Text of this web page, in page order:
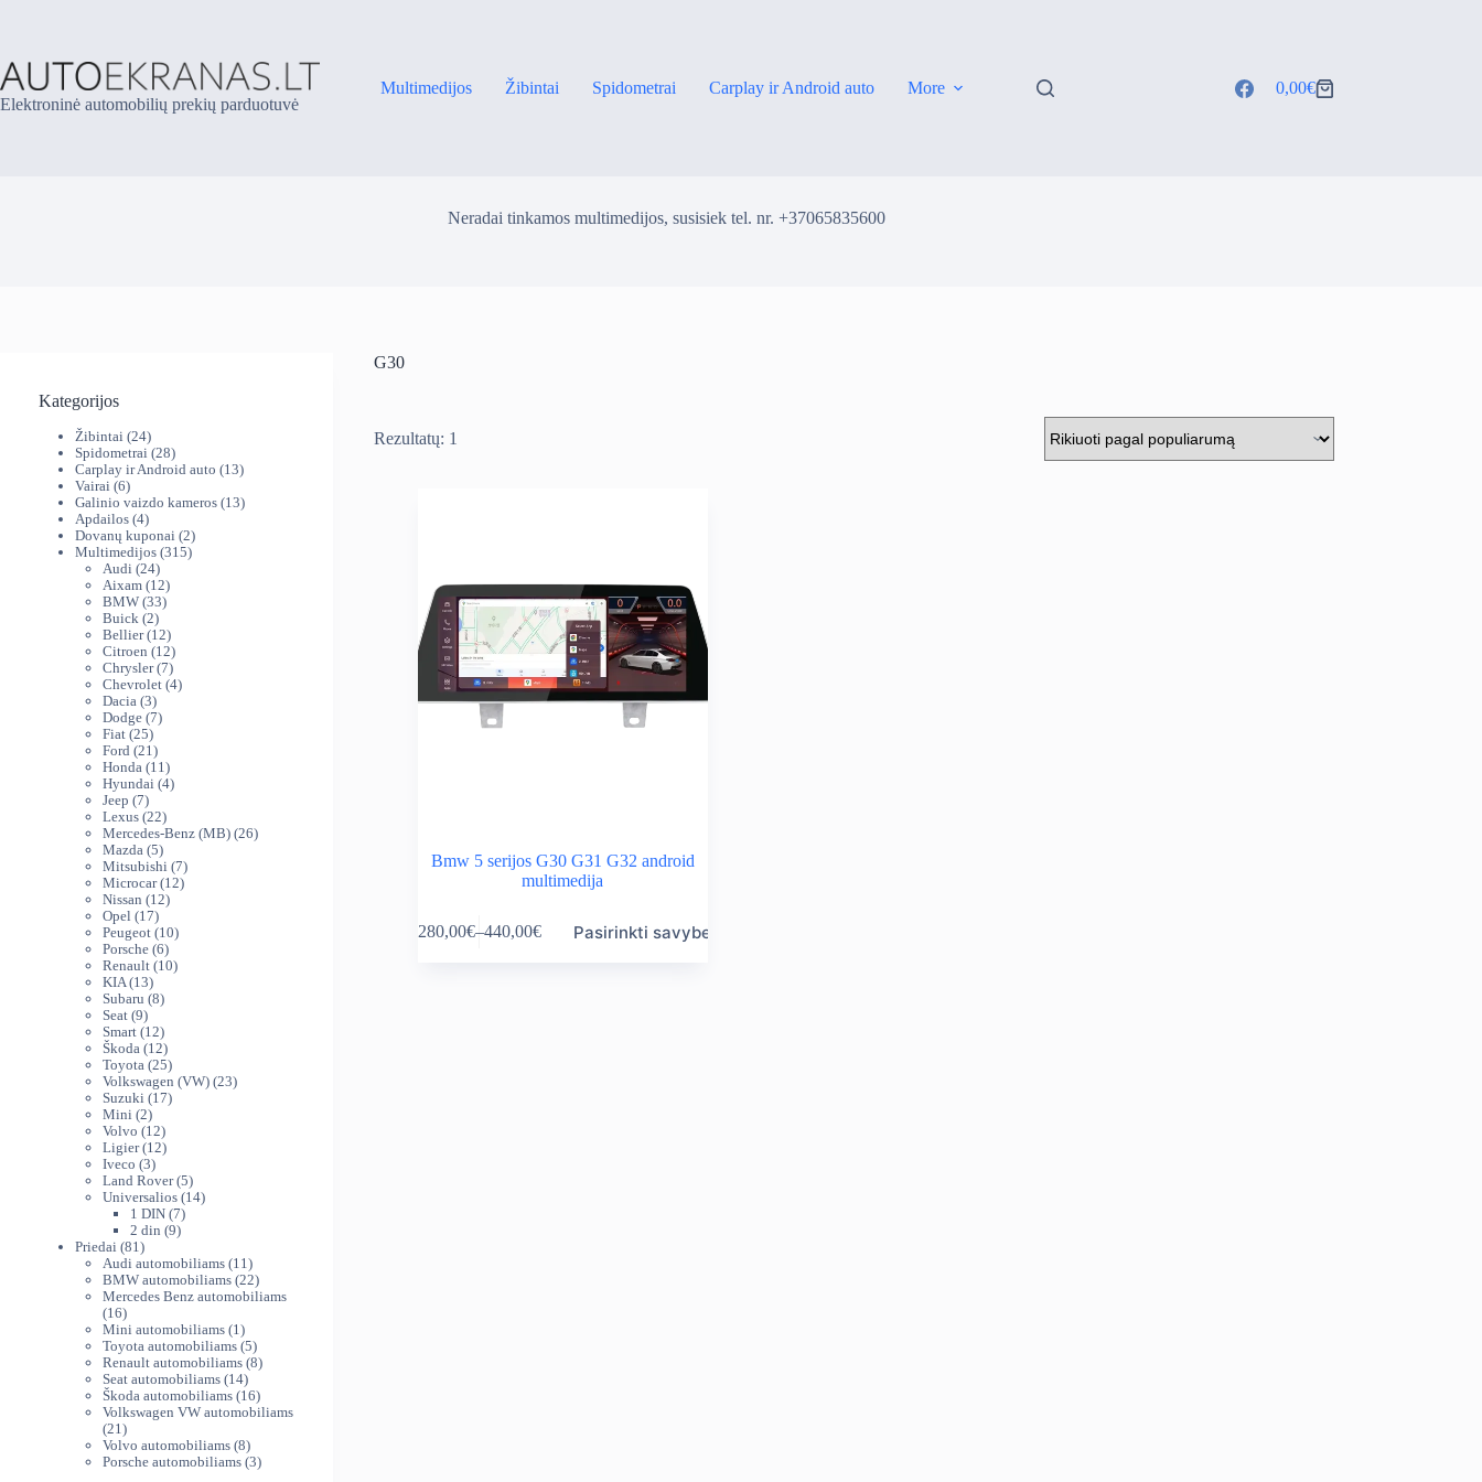
Elektroninė automobilių prekių parduotuvė
Multimedijos Žibintai Spidometrai Carplay ir Android auto More
Shopping
0,00€
Neradai tinkamos multimedijos, susisiek tel. nr. +37065835600
G30
Rezultatų: 1
Bmw 5 serijos G30 G31 G32 android
multimedija
280,00€–440,00€
Price
Pasirinkti savybes
product
Kategorijos
Žibintai 2424
produktai
Spidometrai 2828
produktai
Carplay ir Android auto 1313
Vairai 66
produktai
Galinio vaizdo kameros 1313
Apdailos 44
produktai
Dovanų kuponai 22
produktai
Multimedijos 315315
Audi 2424
produktai
Aixam 1212
produktų
BMW 3333
Buick 22
produktai
Bellier 1212
produktų
Citroen 1212
produktų
Chrysler 77
produktai
Chevrolet 44
Dacia 33
produktai
Dodge 77
Fiat 2525
produktai
Ford 21 21
produktas
Honda 11 11
produktų
Hyundai 44
Jeep 77
produktai
Lexus 2222
produktai
Mercedes-Benz (MB) 2626
Mazda 55
produktai
Mitsubishi 77
produktai
Microcar 1212
Nissan 1212
Opel 1717
produktų
Peugeot 1010
Porsche 66
produktai
Renault 1010
KIA 1313
produktų
Subaru 88
Seat 99
produktai
Smart 1212
produktų
Škoda 1212
produktų
Toyota 2525
produktai
Volkswagen (VW) 2323
Suzuki 1717
Mini 22
produktai
Volvo 1212
produktų
Ligier 1212
Iveco 33
produktai
Land Rover 55
produktai
Universalios 1414
1 DIN 77
produktai
2 din 99
Priedai 81 81
produktas
Audi automobiliams 11 11
produktų
BMW automobiliams 2222
produktai
Mercedes Benz automobiliams
1616
produktų
Mini automobiliams 1 1
produktas
Toyota automobiliams 55
produktai
Renault automobiliams 88
Seat automobiliams 1414
produktų
Škoda automobiliams 1616
produktų
Volkswagen VW automobiliams
21 21
produktas
Volvo automobiliams 88
produktai
Porsche automobiliams 33